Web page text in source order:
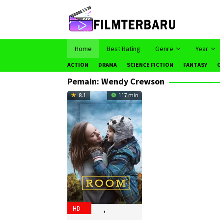
Home Best Rating Genre Year
ACTION DRAMA SCIENCE FICTION FANTASY
Pemain: Wendy Crewson
8.1 117 min
Cam ,
HD